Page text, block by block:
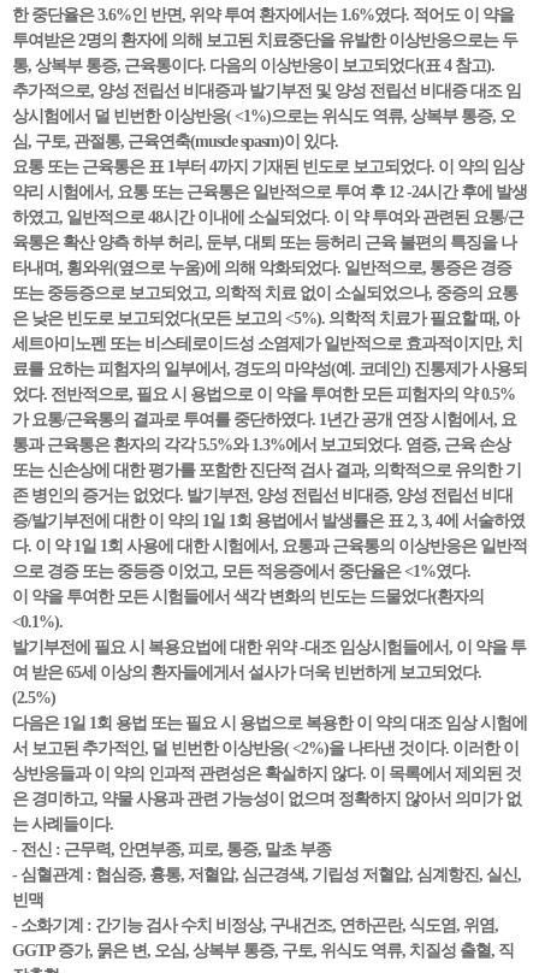
한 중단율은 3.6%인 반면, 위약 투여 환자에서는 1.6%였다. 적어도 이 약을
투여받은 2명의 환자에 의해 보고된 치료중단을 유발한 이상반응으로는 두
통, 상복부 통증, 근육통이다. 다음의 이상반응이 보고되었다(표 4 참고).
추가적으로, 양성 전립선 비대증과 발기부전 및 양성 전립선 비대증 대조 임
상시험에서 덜 빈번한 이상반응( <1%)으로는 위식도 역류, 상복부 통증, 오
심, 구토, 관절통, 근육연축(muscle spasm)이 있다.
요통 또는 근육통은 표 1부터 4까지 기재된 빈도로 보고되었다. 이 약의 임상
약리 시험에서, 요통 또는 근육통은 일반적으로 투여 후 12 -24시간 후에 발생
하였고, 일반적으로 48시간 이내에 소실되었다. 이 약 투여와 관련된 요통/근
육통은 확산 양측 하부 허리, 둔부, 대퇴 또는 등허리 근육 불편의 특징을 나
타내며, 횡와위(옆으로 누움)에 의해 악화되었다. 일반적으로, 통증은 경증
또는 중등증으로 보고되었고, 의학적 치료 없이 소실되었으나, 중증의 요통
은 낮은 빈도로 보고되었다(모든 보고의 <5%). 의학적 치료가 필요할 때, 아
세트아미노펜 또는 비스테로이드성 소염제가 일반적으로 효과적이지만, 치
료를 요하는 피험자의 일부에서, 경도의 마약성(예. 코데인) 진통제가 사용되
었다. 전반적으로, 필요 시 용법으로 이 약을 투여한 모든 피험자의 약 0.5%
가 요통/근육통의 결과로 투여를 중단하였다. 1년간 공개 연장 시험에서, 요
통과 근육통은 환자의 각각 5.5%와 1.3%에서 보고되었다. 염증, 근육 손상
또는 신손상에 대한 평가를 포함한 진단적 검사 결과, 의학적으로 유의한 기
존 병인의 증거는 없었다. 발기부전, 양성 전립선 비대증, 양성 전립선 비대
증/발기부전에 대한 이 약의 1일 1회 용법에서 발생률은 표 2, 3, 4에 서술하였
다. 이 약 1일 1회 사용에 대한 시험에서, 요통과 근육통의 이상반응은 일반적
으로 경증 또는 중등증 이었고, 모든 적응증에서 중단율은 <1%였다.
이 약을 투여한 모든 시험들에서 색각 변화의 빈도는 드물었다(환자의
<0.1%).
발기부전에 필요 시 복용요법에 대한 위약 -대조 임상시험들에서, 이 약을 투
여 받은 65세 이상의 환자들에게서 설사가 더욱 빈번하게 보고되었다.
(2.5%)
다음은 1일 1회 용법 또는 필요 시 용법으로 복용한 이 약의 대조 임상 시험에
서 보고된 추가적인, 덜 빈번한 이상반응( <2%)을 나타낸 것이다. 이러한 이
상반응들과 이 약의 인과적 관련성은 확실하지 않다. 이 목록에서 제외된 것
은 경미하고, 약물 사용과 관련 가능성이 없으며 정확하지 않아서 의미가 없
는 사례들이다.
- 전신 : 근무력, 안면부종, 피로, 통증, 말초 부종
- 심혈관계 : 협심증, 흉통, 저혈압, 심근경색, 기립성 저혈압, 심계항진, 실신,
빈맥
- 소화기계 : 간기능 검사 수치 비정상, 구내건조, 연하곤란, 식도염, 위염,
GGTP 증가, 묽은 변, 오심, 상복부 통증, 구토, 위식도 역류, 치질성 출혈, 직